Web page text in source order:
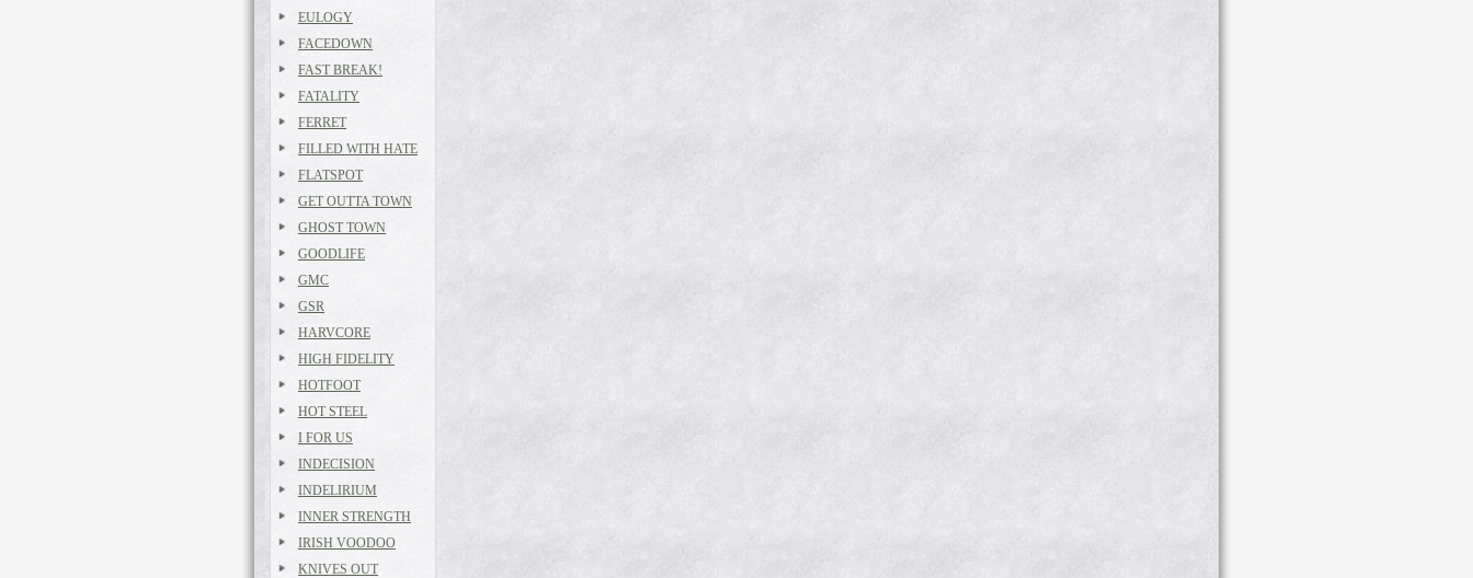
EULOGY
FACEDOWN
FAST BREAK!
FATALITY
FERRET
FILLED WITH HATE
FLATSPOT
GET OUTTA TOWN
GHOST TOWN
GOODLIFE
GMC
GSR
HARVCORE
HIGH FIDELITY
HOTFOOT
HOT STEEL
I FOR US
INDECISION
INDELIRIUM
INNER STRENGTH
IRISH VOODOO
KNIVES OUT